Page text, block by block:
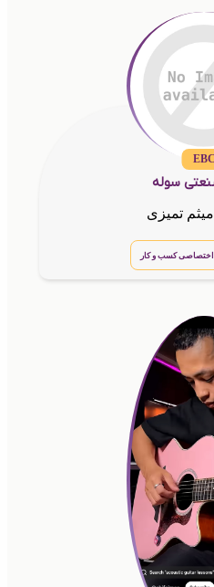
EBC
سوله
تمیزی
کسب و کار